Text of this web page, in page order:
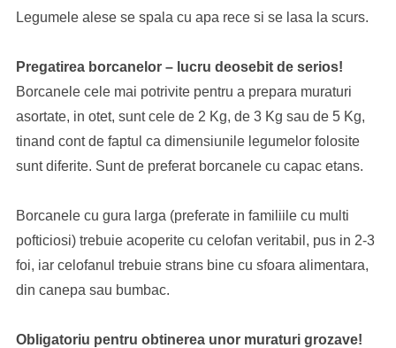
Legumele alese se spala cu apa rece si se lasa la scurs.
Pregatirea borcanelor – lucru deosebit de serios!
Borcanele cele mai potrivite pentru a prepara muraturi
asortate, in otet, sunt cele de 2 Kg, de 3 Kg sau de 5 Kg,
tinand cont de faptul ca dimensiunile legumelor folosite
sunt diferite. Sunt de preferat borcanele cu capac etans.
Borcanele cu gura larga (preferate in familiile cu multi
pofticiosi) trebuie acoperite cu celofan veritabil, pus in 2-3
foi, iar celofanul trebuie strans bine cu sfoara alimentara,
din canepa sau bumbac.
Obligatoriu pentru obtinerea unor muraturi grozave!